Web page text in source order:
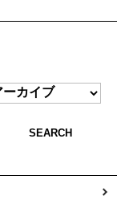
SEARCH